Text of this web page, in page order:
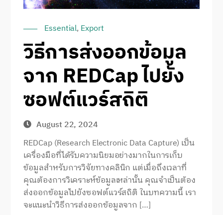
Essential, Export
วิธีการส่งออกข้อมูล
จาก REDCap ไปยัง
ซอฟต์แวร์สถิติ
August 22, 2024
REDCap (Research Electronic Data Capture) เป็น
เครื่องมือที่ได้รับความนิยมอย่างมากในการเก็บ
ข้อมูลสำหรับการวิจัยทางคลินิก แต่เมื่อถึงเวลาที่
คุณต้องการวิเคราะห์ข้อมูลเหล่านั้น คุณจำเป็นต้อง
ส่งออกข้อมูลไปยังซอฟต์แวร์สถิติ ในบทความนี้ เรา
จะแนะนำวิธีการส่งออกข้อมูลจาก […]